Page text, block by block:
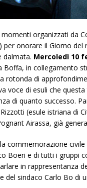
organizzati da
per onorare il Giorno
dalmata. Mercoledì 10
Boffa, in collegamento
rotonda di
voce di esuli che
di quanto successo.
(esule istriana di
Airassa, già
commemorazione
Boeri e di tutti i gruppi
in rappresentanza
del sindaco Carlo Bo di